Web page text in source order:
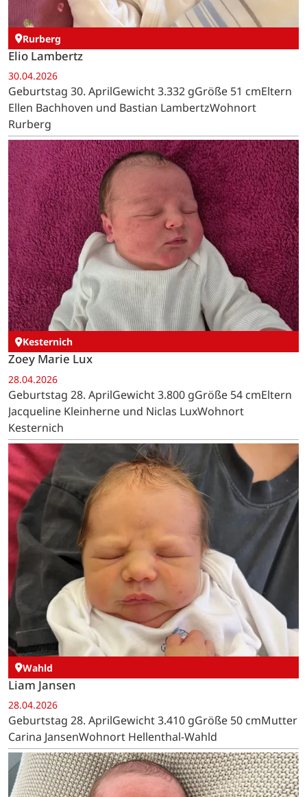
Rurberg
Elio Lambertz
30.04.2026
Geburtstag 30. AprilGewicht 3.332 gGröße 51 cmEltern
Ellen Bachhoven und Bastian LambertzWohnort
Rurberg
Kesternich
Zoey Marie Lux
28.04.2026
Geburtstag 28. AprilGewicht 3.800 gGröße 54 cmEltern
Jacqueline Kleinherne und Niclas LuxWohnort
Kesternich
Wahld
Liam Jansen
28.04.2026
Geburtstag 28. AprilGewicht 3.410 gGröße 50 cmMutter
Carina JansenWohnort Hellenthal-Wahld